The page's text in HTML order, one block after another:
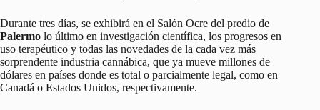
Durante tres días, se exhibirá en el Salón Ocre del predio de
Palermo lo último en investigación científica, los progresos en
uso terapéutico y todas las novedades de la cada vez más
sorprendente industria cannábica, que ya mueve millones de
dólares en países donde es total o parcialmente legal, como en
Canadá o Estados Unidos, respectivamente.